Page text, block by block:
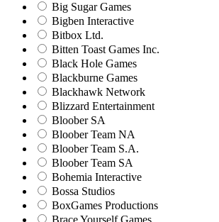
Big Sugar Games
Bigben Interactive
Bitbox Ltd.
Bitten Toast Games Inc.
Black Hole Games
Blackburne Games
Blackhawk Network
Blizzard Entertainment
Bloober SA
Bloober Team NA
Bloober Team S.A.
Bloober Team SA
Bohemia Interactive
Bossa Studios
BoxGames Productions